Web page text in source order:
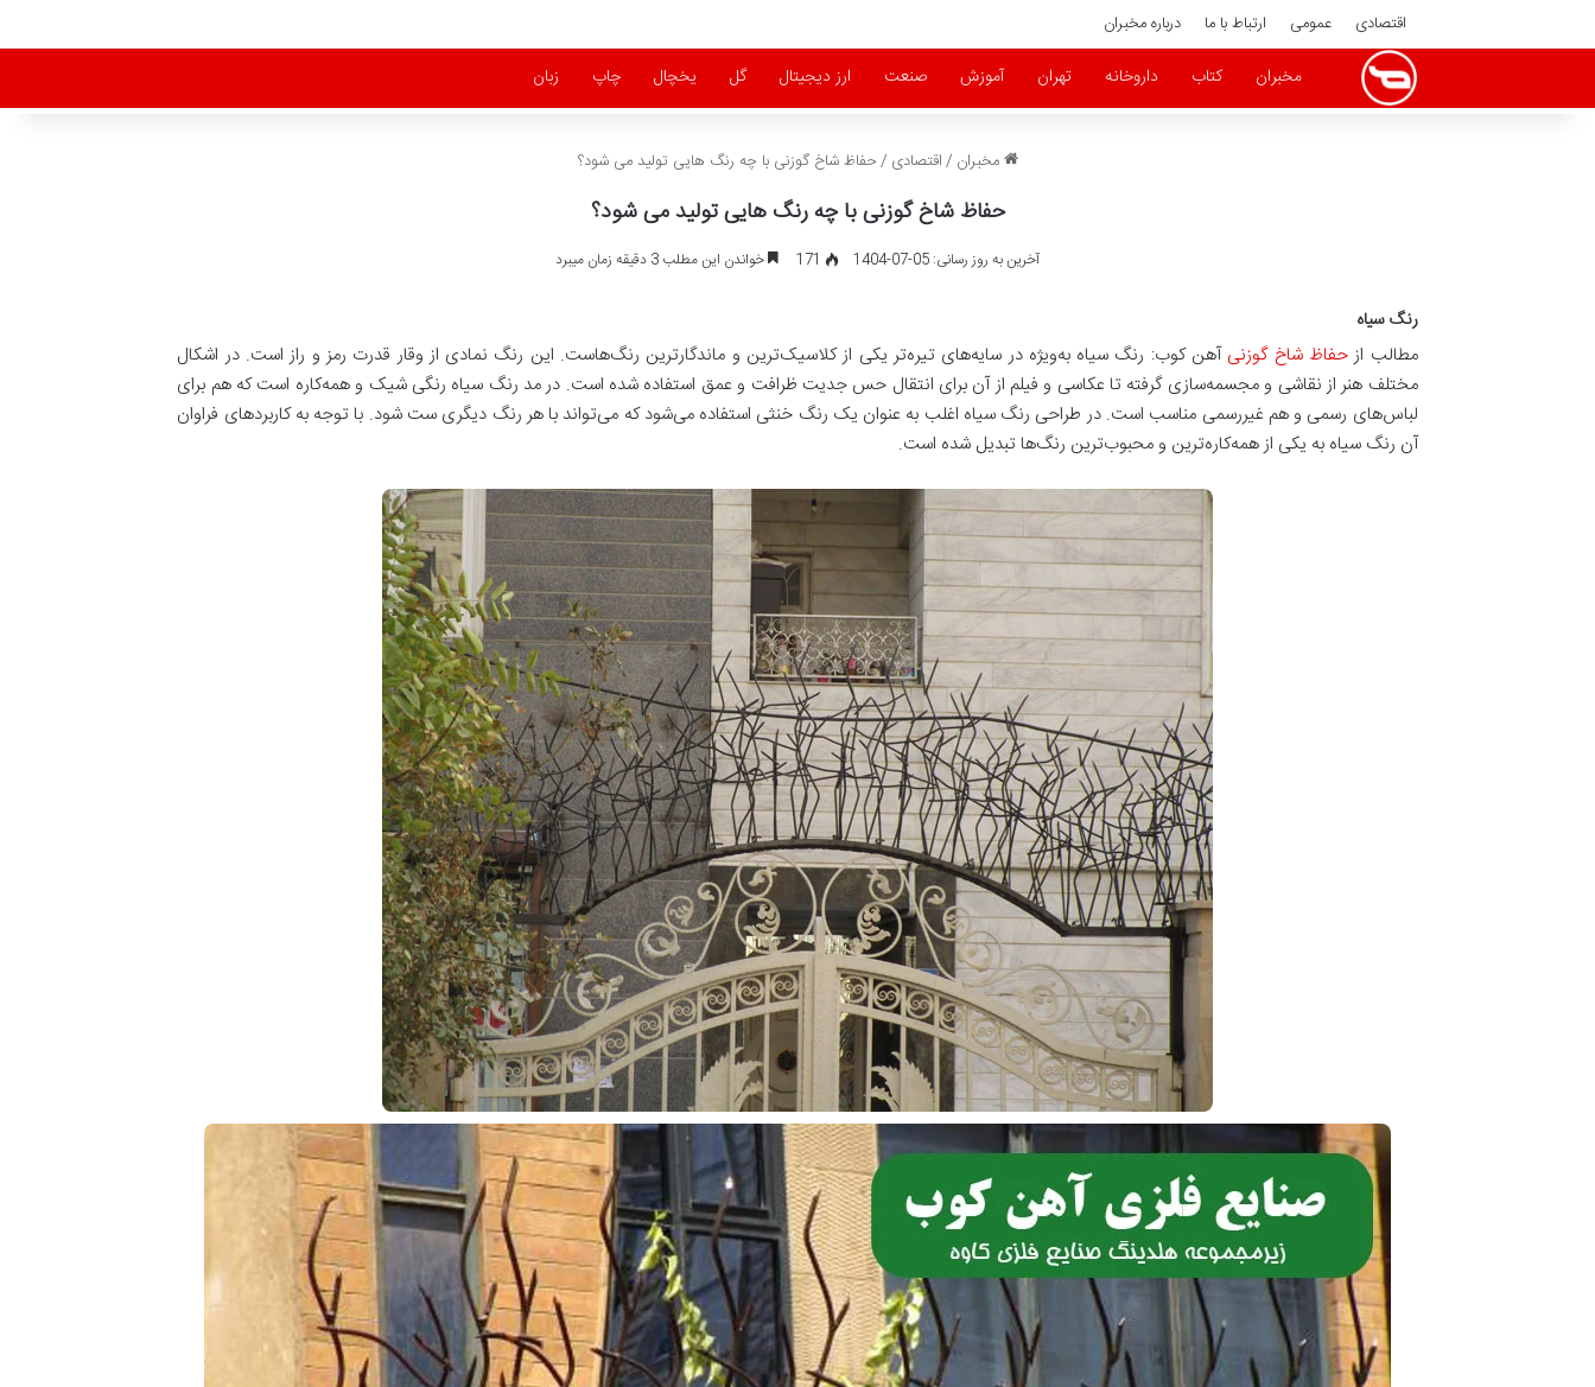
اقتصادی عمومی ارتباط با ما درباره مخبران
مخبران کتاب داروخانه تهران آموزش صنعت ارز دیجیتال گل یخچال چاپ زبان
مخبران /اقتصادی /حفاظ شاخ گوزنی با چه رنگ هایی تولید می شود؟
حفاظ شاخ گوزنی با چه رنگ هایی تولید می شود؟
آخرین به روز رسانی: 05-07-1404 171 خواندن این مطلب 3 دقیقه زمان میبرد
رنگ سیاه
مطالب ازحفاظ شاخ گوزنی آهن کوب: رنگ سیاه به‌ویژه در سایه‌های تیره‌تر یکی از کلاسیک‌ترین و ماندگارترین رنگ‌هاست. این رنگ نمادی از وقار قدرت رمز و راز است. در اشکال
مختلف هنر از نقاشی و مجسمه‌سازی گرفته تا عکاسی و فیلم از آن برای انتقال حس جدیت ظرافت و عمق استفاده شده است. در مد رنگ سیاه رنگی شیک و همه‌کاره است که هم برای
لباس‌های رسمی و هم غیررسمی مناسب است. در طراحی رنگ سیاه اغلب به عنوان یک رنگ خنثی استفاده می‌شود که می‌تواند با هر رنگ دیگری ست شود. با توجه به کاربردهای فراوان
آن رنگ سیاه به یکی از همه‌کاره‌ترین و محبوب‌ترین رنگ‌ها تبدیل شده است.